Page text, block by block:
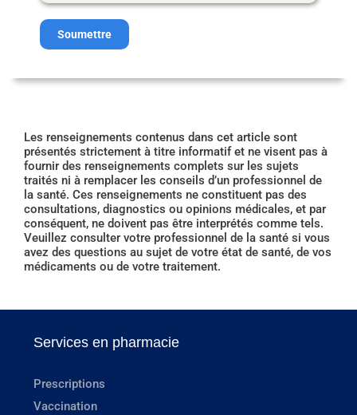
Soumettre
Les renseignements contenus dans cet article sont
présentés strictement à titre informatif et ne visent pas à
fournir des renseignements complets sur les sujets
traités ni à remplacer les conseils d’un professionnel de
la santé. Ces renseignements ne constituent pas des
consultations, diagnostics ou opinions médicales, et par
conséquent, ne doivent pas être interprétés comme tels.
Veuillez consulter votre professionnel de la santé si vous
avez des questions au sujet de votre état de santé, de vos
médicaments ou de votre traitement.
Services en pharmacie
Prescriptions
Vaccination